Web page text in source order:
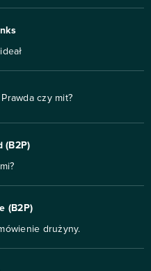
czy mit?
(B2P)
(B2P)
drużyny.